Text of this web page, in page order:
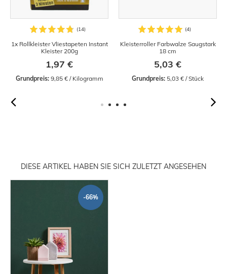
1x Rollkleister Vliestapeten Instant
Kleister 200g
1,97 €
Grundpreis: 9,85 € / Kilogramm
Kleisterroller Farbwalze Saugstark
18 cm
5,03 €
Grundpreis: 5,03 € / Stück
DIESE ARTIKEL HABEN SIE SICH ZULETZT ANGESEHEN
-66%